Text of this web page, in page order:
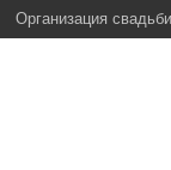
Организация свадьби